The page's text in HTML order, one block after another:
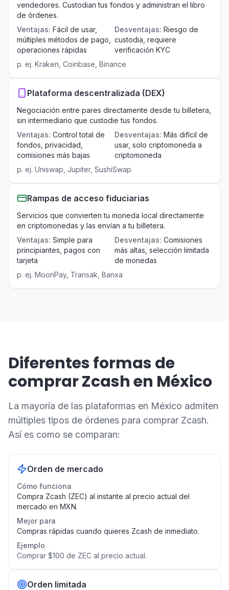
vendedores. Custodian tus fondos y administran el libro
de órdenes.
Ventajas: Fácil de usar,
múltiples métodos de pago,
operaciones rápidas
Desventajas: Riesgo de
custodia, requiere
verificación KYC
p. ej. Kraken, Coinbase, Binance
Plataforma descentralizada (DEX)
Negociación entre pares directamente desde tu billetera,
sin intermediario que custodie tus fondos.
Ventajas: Control total de
fondos, privacidad,
comisiones más bajas
Desventajas: Más difícil de
usar, solo criptomoneda a
criptomoneda
p. ej. Uniswap, Jupiter, SushiSwap
Rampas de acceso fiduciarias
Servicios que convierten tu moneda local directamente
en criptomonedas y las envían a tu billetera.
Ventajas: Simple para
principiantes, pagos con
tarjeta
Desventajas: Comisiones
más altas, selección limitada
de monedas
p. ej. MoonPay, Transak, Banxa
Diferentes formas de
comprar Zcash en México
La mayoría de las plataformas en México admiten
múltiples tipos de órdenes para comprar Zcash.
Así es como se comparan:
Orden de mercado
Cómo funciona
Compra Zcash (ZEC) al instante al precio actual del
mercado en MXN.
Mejor para
Compras rápidas cuando quieres Zcash de inmediato.
Ejemplo
Comprar $100 de ZEC al precio actual.
Orden limitada